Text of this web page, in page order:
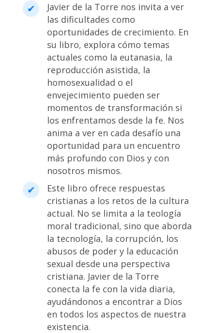
Javier de la Torre nos invita a ver
las dificultades como
oportunidades de crecimiento. En
su libro, explora cómo temas
actuales como la eutanasia, la
reproducción asistida, la
homosexualidad o el
envejecimiento pueden ser
momentos de transformación si
los enfrentamos desde la fe. Nos
anima a ver en cada desafío una
oportunidad para un encuentro
más profundo con Dios y con
nosotros mismos.
Este libro ofrece respuestas
cristianas a los retos de la cultura
actual. No se limita a la teología
moral tradicional, sino que aborda
la tecnología, la corrupción, los
abusos de poder y la educación
sexual desde una perspectiva
cristiana. Javier de la Torre
conecta la fe con la vida diaria,
ayudándonos a encontrar a Dios
en todos los aspectos de nuestra
existencia.